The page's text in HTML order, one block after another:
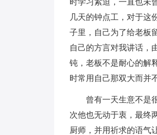
时学习紧迫，一直也未
几天的钟点工，对于这
子里，自己为了给老板
自己的方言对我讲话，
钝，老板不是耐心的解
时常用自己那双大而并
曾有一天生意不是很
次他也无动于衷，最终
厨师，并用祈求的语气